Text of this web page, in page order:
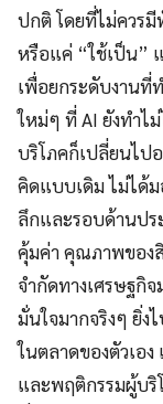
ปกติ โดยที่ไม่ควร
หรือแค่ “ใช้เป็น”
เพื่อยกระดับงานที่
ใหม่ๆ ที่ AI ยังทำไ
บริโภคก็เปลี่ยนไป
คิดแบบเดิม ไม่ได้ม
ลึกและรอบด้านปร
คุ้มค่า คุณภาพของ
จำกัดทางเศรษฐกิ
มั่นใจมากจริงๆ ยิ่ง
ในตลาดของตัวเอ
และพฤติกรรมผู้บริ